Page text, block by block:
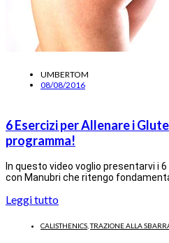
UMBERTOM
08/08/2016
6 Esercizi per Allenare i
programma!
In questo video voglio presentarvi i
con Manubri che ritengo
Leggi tutto
CALISTHENICS ,TRAZIONE ALLA